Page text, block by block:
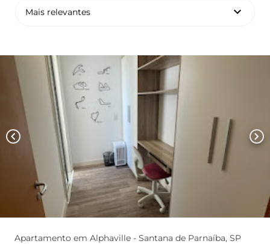
Mais relevantes keyboard_arrow_down
chevron_left chevron_right
Apartamento em Alphaville - Santana de Parnaíba, SP